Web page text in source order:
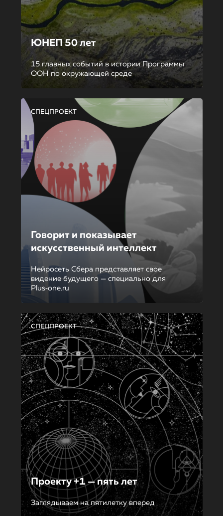
ЮНЕП 50 лет
15 главных событий в истории Программы
ООН по окружающей среде
СПЕЦПРОЕКТ
Говорит и показывает
искусственный интеллект
Нейросеть Сбера представляет свое
видение будущего — специально для
Plus‑one.ru
СПЕЦПРОЕКТ
Проекту +1 — пять лет
Заглядываем на пятилетку вперед